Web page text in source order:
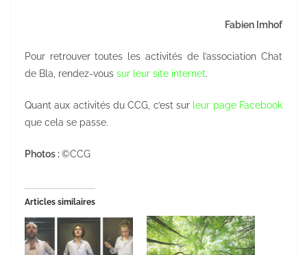
Fabien Imhof
Pour retrouver toutes les activités de l’association Chat
de Bla, rendez-vous sur leur site internet.
Quant aux activités du CCG, c’est sur leur page Facebook
que cela se passe.
Photos :©CCG
Articles similaires